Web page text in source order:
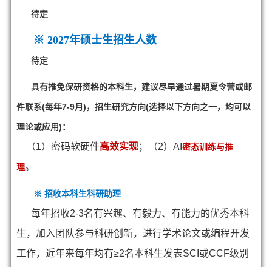
待定
※ 2027年硕士生招生人数
待定
具有推免保研资格的本科生，建议尽早通过暑期夏令营或邮
件联系(每年7-9月)，招生研究方向(选择以下方向之一，均可以
理论或应用)：
（1）密码软硬件高效实现；（2）AI 密态训练与推
理。
※ 招收本科生科研助理
每年招收2-3名有兴趣、有毅力、有能力的优秀本科
生，加入团队参与科研创新，进行学术论文或编程开发
工作，近年来每年均有≥2名本科生发表SCI或CCF级别